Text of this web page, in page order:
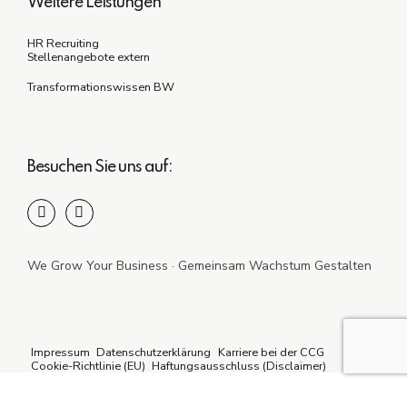
HR Recruiting
Stellenangebote extern
Transformationswissen BW
Besuchen Sie uns auf:
We Grow Your Business · Gemeinsam Wachstum Gestalten
Impressum Datenschutzerklärung Karriere bei der CCG
Cookie-Richtlinie (EU) Haftungsausschluss (Disclaimer)